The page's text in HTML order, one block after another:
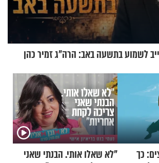
לשמוע בתשעה באב: הרה"ג זמיר כהן
כך
"לא שאלו אותי. הבנתי שאני